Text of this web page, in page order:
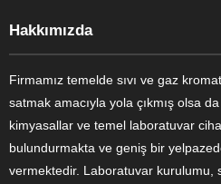
Hakkımızda
Firmamız temelde sıvı ve gaz
satmak amacıyla yola çıkmış olsa
kimyasallar ve temel laboratuvar
bulundurmakta ve geniş bir
vermektedir. Laboratuvar kurulumu,